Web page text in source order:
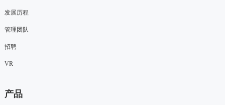
发展历程
管理团队
招聘
VR
产品